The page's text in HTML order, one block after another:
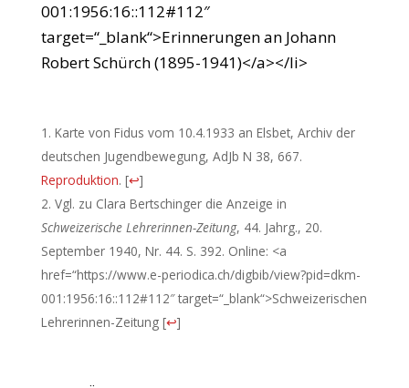
001:1956:16::112#112″
target=“_blank“>Erinnerungen an Johann
Robert Schürch (1895-1941)</a></li>
Karte von Fidus vom 10.4.1933 an Elsbet, Archiv der
deutschen Jugendbewegung, AdJb N 38, 667.
Reproduktion. [↩]
Vgl. zu Clara Bertschinger die Anzeige in
Schweizerische Lehrerinnen-Zeitung, 44. Jahrg., 20.
September 1940, Nr. 44. S. 392. Online: <a
href=“https://www.e-periodica.ch/digbib/view?pid=dkm-
001:1956:16::112#112″ target=“_blank“>Schweizerischen
Lehrerinnen-Zeitung[↩]